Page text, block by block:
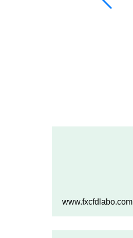
www.fxcfdlabo.com